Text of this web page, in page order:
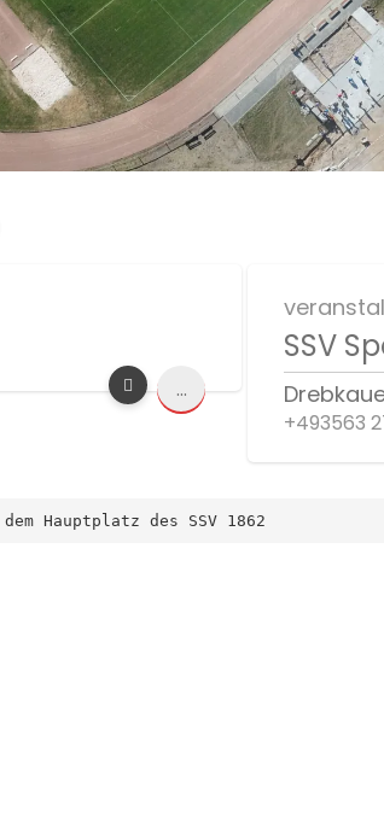
...
SSV
+493563
Hauptplatz des SSV 1862